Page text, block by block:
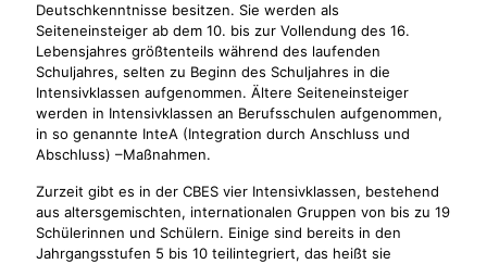
Deutschkenntnisse besitzen. Sie werden als
Seiteneinsteiger ab dem 10. bis zur Vollendung des 16.
Lebensjahres größtenteils während des laufenden
Schuljahres, selten zu Beginn des Schuljahres in die
Intensivklassen aufgenommen. Ältere Seiteneinsteiger
werden in Intensivklassen an Berufsschulen aufgenommen,
in so genannte InteA (Integration durch Anschluss und
Abschluss) –Maßnahmen.
Zurzeit gibt es in der CBES vier Intensivklassen, bestehend
aus altersgemischten, internationalen Gruppen von bis zu 19
Schülerinnen und Schülern. Einige sind bereits in den
Jahrgangsstufen 5 bis 10 teilintegriert, das heißt sie